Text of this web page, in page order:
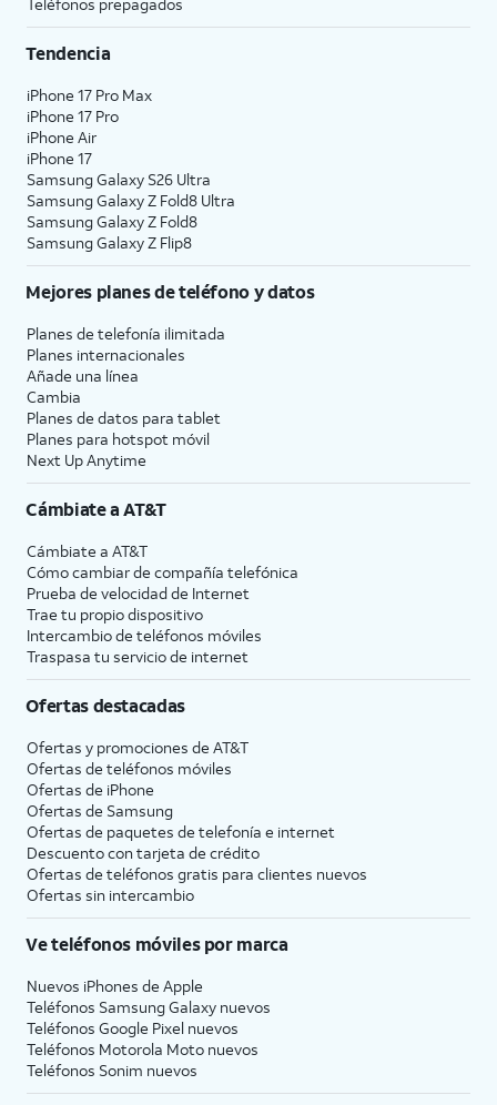
Tendencia
iPhone 17 Pro Max
iPhone 17 Pro
iPhone Air
iPhone 17
Samsung Galaxy S26 Ultra
Samsung Galaxy Z Fold8 Ultra
Samsung Galaxy Z Fold8
Samsung Galaxy Z Flip8
Mejores planes de teléfono y datos
Planes de telefonía ilimitada
Planes internacionales
Añade una línea
Cambia
Planes de datos para tablet
Planes para hotspot móvil
Next Up Anytime
Cámbiate aAT&T
Cámbiate a AT&T
Cómo cambiar de compañía telefónica
Prueba de velocidad de Internet
Trae tu propio dispositivo
Intercambio de teléfonos móviles
Traspasa tu servicio de internet
Ofertas destacadas
Ofertas y promociones de AT&T
Ofertas de teléfonos móviles
Ofertas de iPhone
Ofertas de Samsung
Ofertas de paquetes de telefonía e internet
Descuento con tarjeta de crédito
Ofertas de teléfonos gratis para clientes nuevos
Ofertas sin intercambio
Ve teléfonos móviles por marca
Nuevos iPhones de Apple
Teléfonos Samsung Galaxy nuevos
Teléfonos Google Pixel nuevos
Teléfonos Motorola Moto nuevos
Teléfonos Sonim nuevos